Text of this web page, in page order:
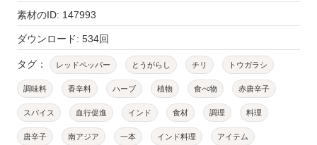
素材のID: 147993
ダウンロード: 534回
タグ： レッドペッパー とうがらし チリ トウガラシ
調味料 香辛料 ハーブ 植物 食べ物 赤唐辛子
スパイス 血行促進 インド 食材 調理 料理
唐辛子 南アジア 一本 インド料理 アイテム